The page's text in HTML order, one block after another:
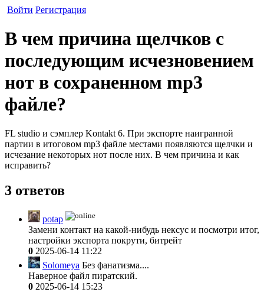
Войти Регистрация
В чем причина щелчков с
последующим исчезновением
нот в сохраненном mp3
файле?
FL studio и сэмплер Kontakt 6. При экспорте наигранной
партии в итоговом mp3 файле местами появляются щелчки и
исчезание некоторых нот после них. В чем причина и как
исправить?
3 ответов
potap
Замени контакт на какой-нибудь нексус и посмотри итог,
настройки экспорта покрути, битрейт
0 2025-06-14 11:22
Solomeya Без фанатизма....
Наверное файл пиратский.
0 2025-06-14 15:23